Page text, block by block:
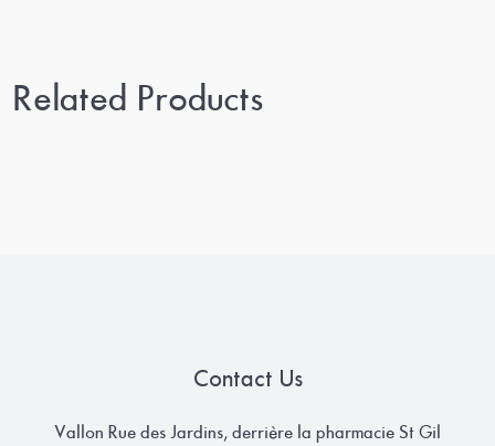
Related Products
Contact Us
Vallon Rue des Jardins, derrière la pharmacie St Gil